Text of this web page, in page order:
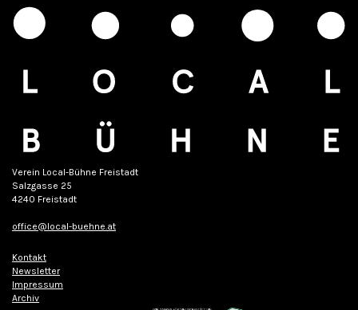
Verein Local-Bühne Freistadt
Salzgasse 25
4240 Freistadt
office@local-buehne.at
Kontakt
Newsletter
Impressum
Archiv